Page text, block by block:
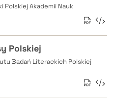
Akademii Nauk
Polskiej
Badań Literackich Polskiej